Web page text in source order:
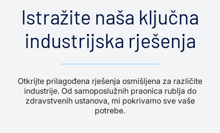
Istražite naša ključna
industrijska rješenja
Otkrijte prilagođena rješenja osmišljena za različite
industrije. Od samoposlužnih praonica rublja do
zdravstvenih ustanova, mi pokrivamo sve vaše
potrebe.